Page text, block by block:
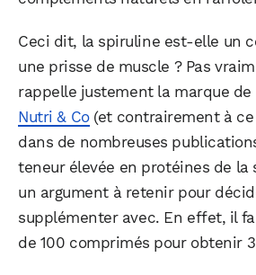
Ceci dit, la spiruline est-elle un
une prisse de muscle ? Pas
rappelle justement la marque
Nutri & Co(et contrairement à ce
dans de nombreuses
teneur élevée en protéines de la
un argument à retenir pour
supplémenter avec. En effet, il
de 100 comprimés pour obtenir